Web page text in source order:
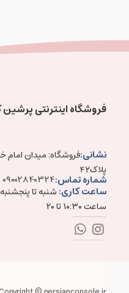
فروشگاه اینترنتی
نشانی:فروشگاه: میدان
پلاک۴۲
شماره تماس:09002840324
ساعت کاری:
ساعت ۱۰:۳۰ تا ۲۰